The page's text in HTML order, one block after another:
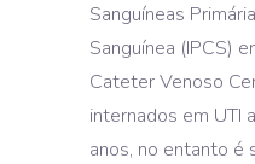
Sanguíneas
Sanguínea (IPCS)
Cateter Venoso
internados em UTI
anos, no entanto é